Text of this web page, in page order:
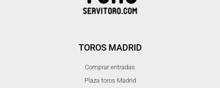
TOROS MADRID
Comprar entradas
Plaza toros Madrid